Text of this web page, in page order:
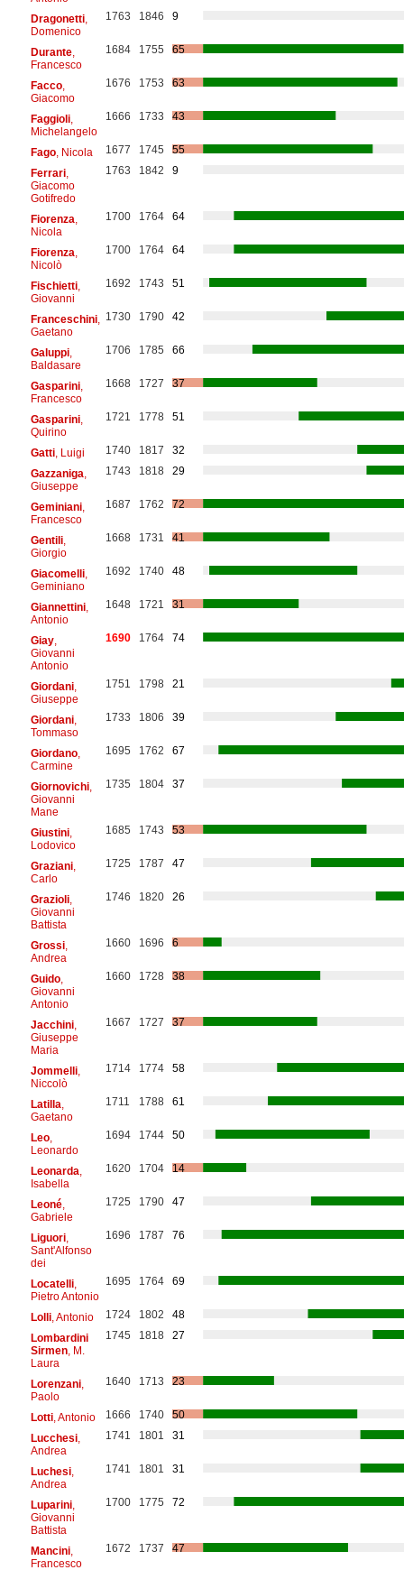
Dragonetti,
Domenico
1763 1846 9
Durante,
Francesco
1684 1755 65
Facco,
Giacomo
1676 1753 63
Faggioli,
Michelangelo
1666 1733 43
Fago, Nicola 1677 1745
55
Ferrari,
Giacomo
Gotifredo
1763 1842 9
Fiorenza
Nicola
1700 1764 64
Fiorenza
Nicolò
1700 1764 64
Fischietti,
Giovanni
1692 1743 51
Franceschini,
Gaetano
1730 1790 42
Galuppi,
Baldasare
1706 1785 66
Gasparini,
Francesco
1668 1727 37
Gasparini,
Quirino
1721 1778 51
Gatti, Luigi 1740 1817
32
Gazzaniga
Giuseppe
1743 1818 29
Geminiani,
Francesco
1687 1762 72
Gentili,
Giorgio
1668 1731 41
Giacomelli,
Geminiano
1692 1740 48
Giannettini,
Antonio
1648 1721 31
Giay,
Giovanni
Antonio
1690 1764 74
Giordani,
Giuseppe
1751 1798 21
Giordani,
Tommaso
1733 1806 39
Giordano,
Carmine
1695 1762 67
Giornovichi,
Giovanni
Mane
1735 1804 37
Giustini,
Lodovico
1685 1743 53
Graziani,
Carlo
1725 1787 47
Grazioli,
Giovanni
Battista
1746 1820 26
Grossi,
Andrea
1660 1696 6
Guido,
Giovanni
Antonio
1660 1728 38
Jacchini,
Giuseppe
Maria
1667 1727 37
Jommelli,
Niccolò
1714 1774 58
Latilla
Gaetano
1711 1788 61
Leo,
Leonardo
1694 1744 50
Leonarda
Isabella
1620 1704 14
Leoné,
Gabriele
1725 1790 47
Liguori,
Sant'Alfonso
dei
1696 1787 76
Locatelli,
Pietro Antonio
1695 1764 69
Lolli, Antonio 1724 1802
48
Lombardini
Sirmen, M.
Laura
1745 1818 27
Lorenzani,
Paolo
1640 1713 23
Lotti, Antonio 1666 1740
50
Lucchesi,
Andrea
1741 1801 31
Luchesi,
Andrea
1741 1801 31
Luparini,
Giovanni
Battista
1700 1775 72
Mancini,
Francesco
1672 1737 47